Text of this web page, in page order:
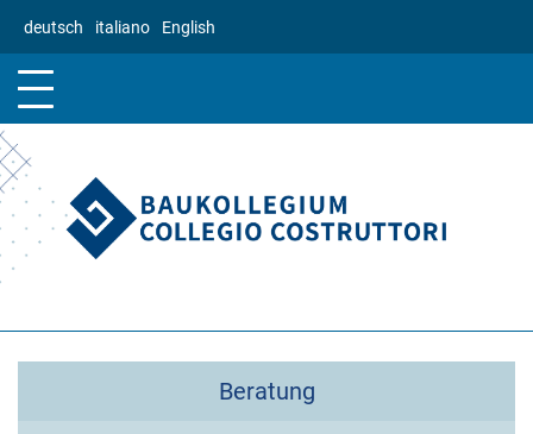
zum
deutsch italiano English
Beratung